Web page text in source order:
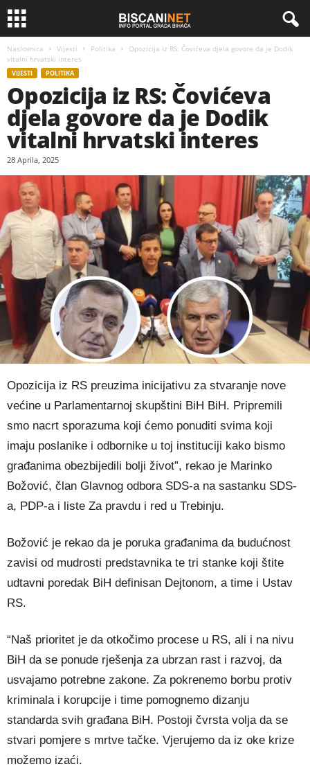
Naslovnica Vijesti Politika
Opozicija iz RS: Čovićeva djela govore da je Dodik
vitalni hrvatski interes
VIJESTI POLITIKA
Opozicija iz RS: Čovićeva
djela govore da je Dodik
vitalni hrvatski interes
28 Aprila, 2025
Opozicija iz RS preuzima inicijativu za stvaranje nove
većine u Parlamentarnoj skupštini BiH BiH. Pripremili
smo nacrt sporazuma koji ćemo ponuditi svima koji
imaju poslanike i odbornike u toj instituciji kako bismo
građanima obezbijedili bolji život”, rekao je Marinko
Božović, član Glavnog odbora SDS-a na sastanku SDS-
a, PDP-a i liste Za pravdu i red u Trebinju.
Božović je rekao da je poruka građanima da budućnost
zavisi od mudrosti predstavnika te tri stanke koji štite
udtavni poredak BiH definisan Dejtonom, a time i Ustav
RS.
“Naš prioritet je da otkočimo procese u RS, ali i na nivu
BiH da se ponude rješenja za ubrzan rast i razvoj, da
usvajamo potrebne zakone. Za pokrenemo borbu protiv
kriminala i korupcije i time pomognemo dizanju
standarda svih građana BiH. Postoji čvrsta volja da se
stvari pomjere s mrtve tačke. Vjerujemo da iz oke krize
možemo izaći.